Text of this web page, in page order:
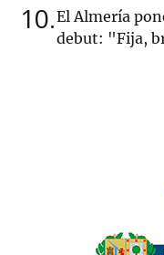
10 El Almería
debut: "Fija,